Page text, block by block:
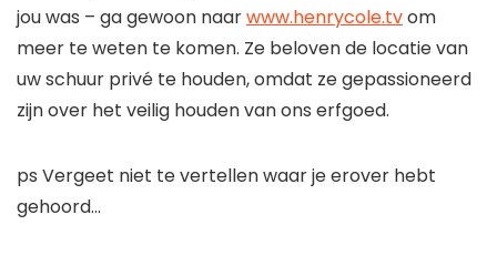
jou was – ga gewoon naarwww.henrycole.tvom
meer te weten te komen. Ze beloven de locatie van
uw schuur privé te houden, omdat ze gepassioneerd
zijn over het veilig houden van ons erfgoed.
ps Vergeet niet te vertellen waar je erover hebt
gehoord…